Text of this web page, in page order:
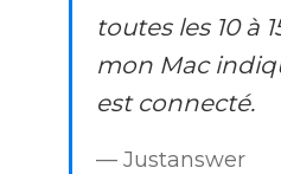
toutes les 10 à
mon Mac
est connecté.
— Justanswer